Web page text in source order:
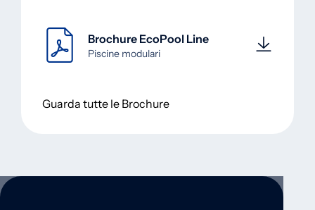
Brochure EcoPool Line
Piscine modulari
Guarda tutte le Brochure